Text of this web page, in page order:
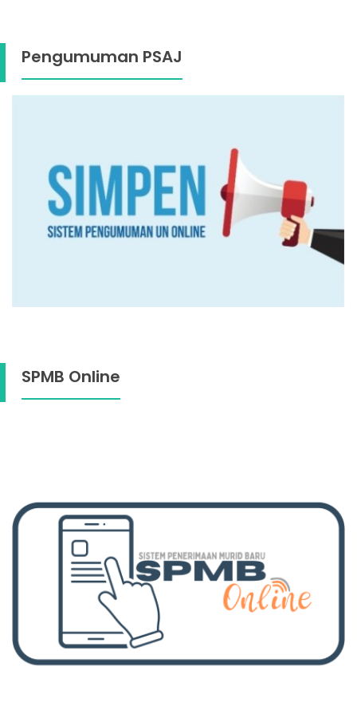
Pengumuman PSAJ
SPMB Online